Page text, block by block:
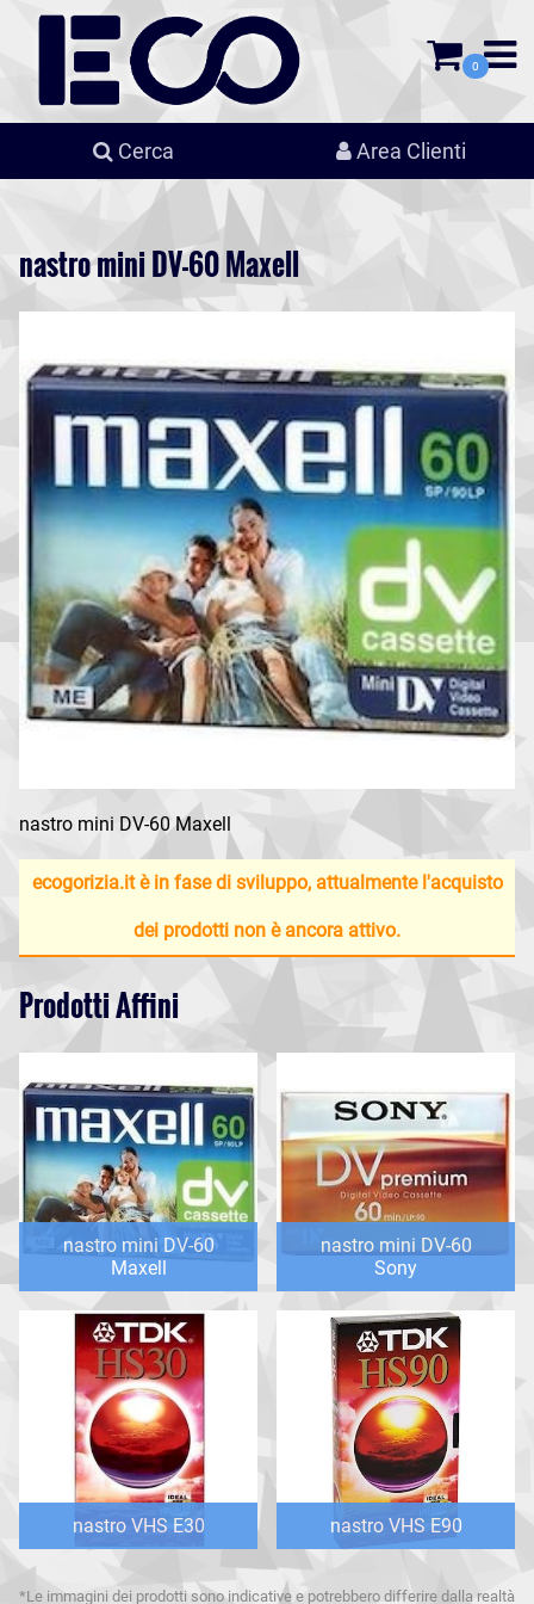
0
Cerca Area Clienti
nastro mini DV-60 Maxell
nastro mini DV-60 Maxell
ecogorizia.it è in fase di sviluppo, attualmente l'acquisto
dei prodotti non è ancora attivo.
Prodotti Affini
nastro mini DV-60
Maxell
nastro mini DV-60
Sony
nastro VHS E30 nastro VHS E90
*Le immagini dei prodotti sono indicative e potrebbero differire dalla realtà